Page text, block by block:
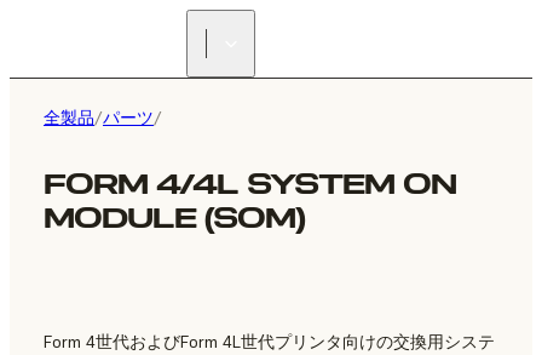
全製品/パーツ/
FORM 4/4L SYSTEM ON
MODULE (SOM)
Form 4世代およびForm 4L世代プリンタ向けの交換用システ